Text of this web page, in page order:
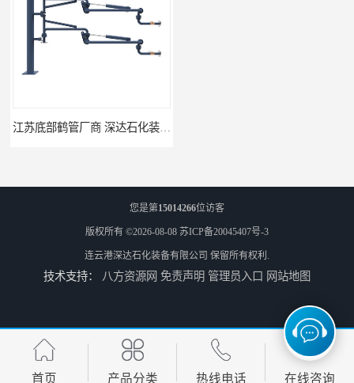
江苏底部鹤管厂商 深达石化装备有限公司
深达石化装备有限公司-吉林鹤管栈台 连云港深达石化装备-湖州鹤管栈台生产厂家
您是第15014266位访客
版权所有 ©2026-08-08 苏ICP备20045407号-3
连云港深达石化装备有限公司 保留所有权利.
技术支持： 八方资源网 免责声明 管理员入口 网站地图
首页 产品分类 热线电话 在线咨询